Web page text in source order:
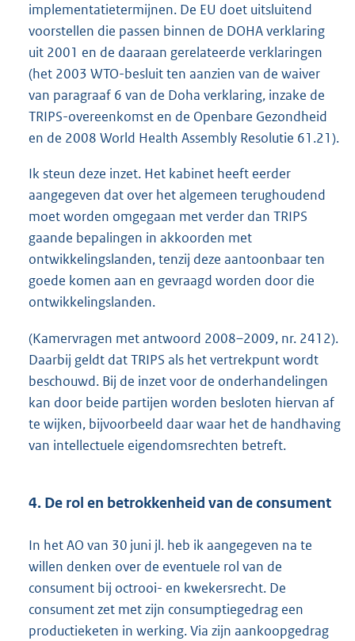
implementatietermijnen. De EU doet uitsluitend
voorstellen die passen binnen de DOHA verklaring
uit 2001 en de daaraan gerelateerde verklaringen
(het 2003 WTO-besluit ten aanzien van de waiver
van paragraaf 6 van de Doha verklaring, inzake de
TRIPS-overeenkomst en de Openbare Gezondheid
en de 2008 World Health Assembly Resolutie 61.21).
Ik steun deze inzet. Het kabinet heeft eerder
aangegeven dat over het algemeen terughoudend
moet worden omgegaan met verder dan TRIPS
gaande bepalingen in akkoorden met
ontwikkelingslanden, tenzij deze aantoonbaar ten
goede komen aan en gevraagd worden door die
ontwikkelingslanden.
(Kamervragen met antwoord 2008–2009, nr. 2412).
Daarbij geldt dat TRIPS als het vertrekpunt wordt
beschouwd. Bij de inzet voor de onderhandelingen
kan door beide partijen worden besloten hiervan af
te wijken, bijvoorbeeld daar waar het de handhaving
van intellectuele eigendomsrechten betreft.
4. De rol en betrokkenheid van de consument
In het AO van 30 juni jl. heb ik aangegeven na te
willen denken over de eventuele rol van de
consument bij octrooi- en kwekersrecht. De
consument zet met zijn consumptiegedrag een
productieketen in werking. Via zijn aankoopgedrag